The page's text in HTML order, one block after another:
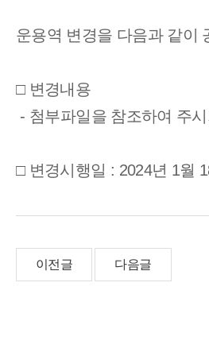
운용역 변경을 다음과 같이
□ 변경내용
- 첨부파일을 참조하여 주
□ 변경시행일 : 2024년 1월
이전글 다음글